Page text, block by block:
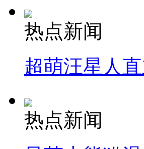
热点新闻
超萌汪星人
热点新闻